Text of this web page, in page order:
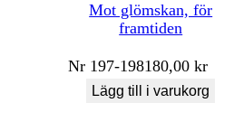
Mot glömskan, för
framtiden
Nr 197-198180,00kr
Lägg till i varukorg